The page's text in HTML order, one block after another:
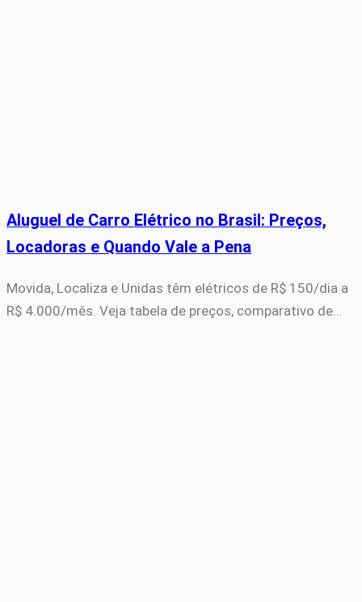
Aluguel de Carro Elétrico no Brasil: Preços,
Locadoras e Quando Vale a Pena
Movida, Localiza e Unidas têm elétricos de R$ 150/dia a
R$ 4.000/mês. Veja tabela de preços, comparativo de…